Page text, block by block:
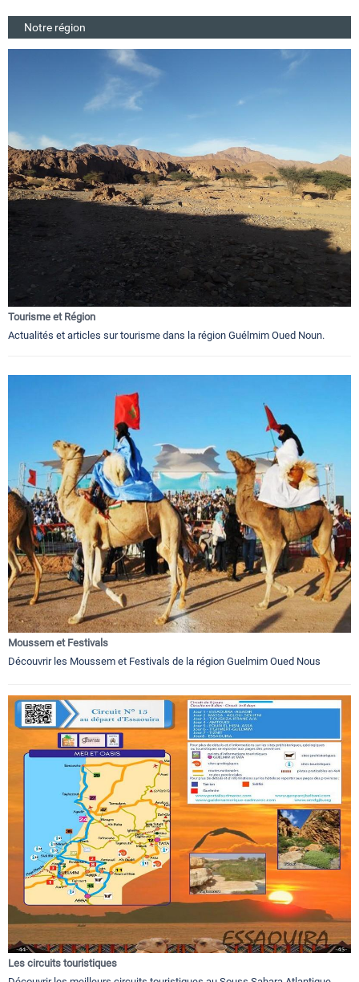
Notre région
Tourisme et Région
Actualités et articles sur tourisme dans la région Guélmim Oued Noun.
Moussem et Festivals
Découvrir les Moussem et Festivals de la région Guelmim Oued Nous
Les circuits touristiques